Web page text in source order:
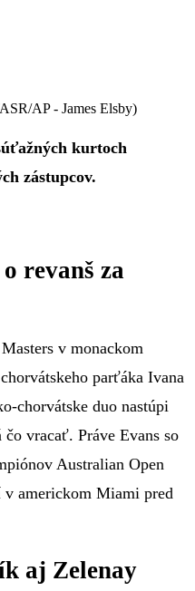
AP - James Elsby)
kurtoch
zástupcov.
revanš za
v monackom
parťáka Ivana
chorvátske duo nastúpi
vracať. Práve Evans so
Australian Open
americkom Miami pred
aj Zelenay